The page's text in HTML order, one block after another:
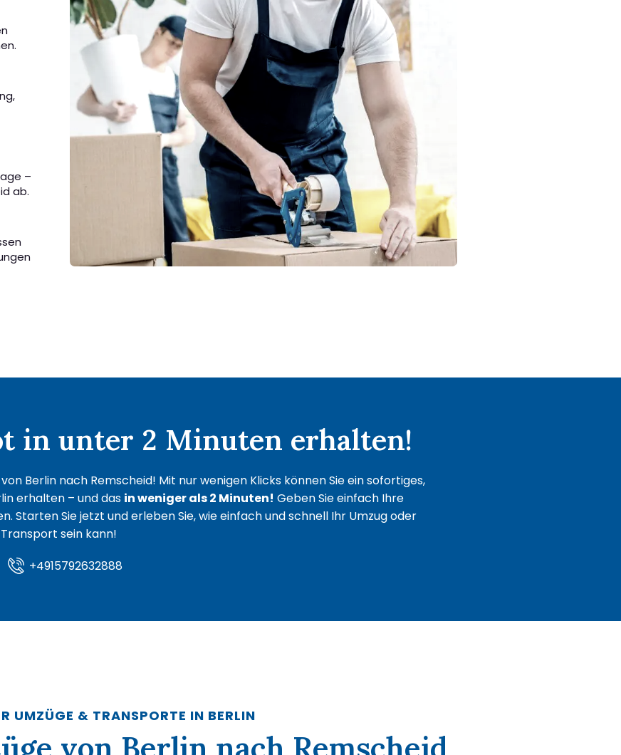
–
ab.
in unter 2 Minuten erhalten!
Berlin nach Remscheid! Mit nur wenigen Klicks können Sie ein sofortiges,
erhalten – und das in weniger als 2 Minuten! Geben Sie einfach Ihre
Starten Sie jetzt und erleben Sie, wie einfach und schnell Ihr Umzug oder
Transport sein kann!
+4915792632888
UMZÜGE & TRANSPORTE IN BERLIN